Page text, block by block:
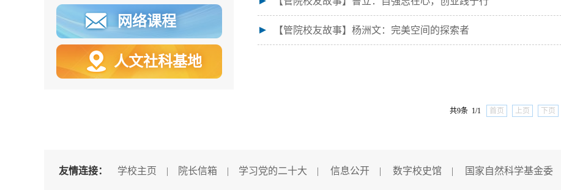
网络课程
人文社科基地
【管院校友故事】杨洲文：完美空间的探索者
共9条 1/1 首页 上页 下页
友情连接： 学校主页 | 院长信箱 | 学习党的二十大 | 信息公开 | 数字校史馆 | 国家自然科学基金委